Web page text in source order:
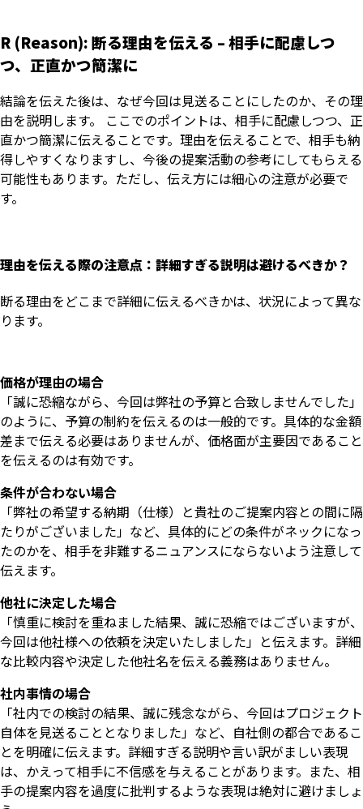
R (Reason): 断る理由を伝える – 相手に配慮しつ
つ、正直かつ簡潔に
結論を伝えた後は、なぜ今回は見送ることにしたのか、その理
由を説明します。 ここでのポイントは、相手に配慮しつつ、正
直かつ簡潔に伝えることです。理由を伝えることで、相手も納
得しやすくなりますし、今後の提案活動の参考にしてもらえる
可能性もあります。ただし、伝え方には細心の注意が必要で
す。
理由を伝える際の注意点：詳細すぎる説明は避けるべきか？
断る理由をどこまで詳細に伝えるべきかは、状況によって異な
ります。
価格が理由の場合
「誠に恐縮ながら、今回は弊社の予算と合致しませんでした」
のように、予算の制約を伝えるのは一般的です。具体的な金額
差まで伝える必要はありませんが、価格面が主要因であること
を伝えるのは有効です。
条件が合わない場合
「弊社の希望する納期（仕様）と貴社のご提案内容との間に隔
たりがございました」など、具体的にどの条件がネックになっ
たのかを、相手を非難するニュアンスにならないよう注意して
伝えます。
他社に決定した場合
「慎重に検討を重ねました結果、誠に恐縮ではございますが、
今回は他社様への依頼を決定いたしました」と伝えます。詳細
な比較内容や決定した他社名を伝える義務はありません。
社内事情の場合
「社内での検討の結果、誠に残念ながら、今回はプロジェクト
自体を見送ることとなりました」など、自社側の都合であるこ
とを明確に伝えます。詳細すぎる説明や言い訳がましい表現
は、かえって相手に不信感を与えることがあります。また、相
手の提案内容を過度に批判するような表現は絶対に避けましょ